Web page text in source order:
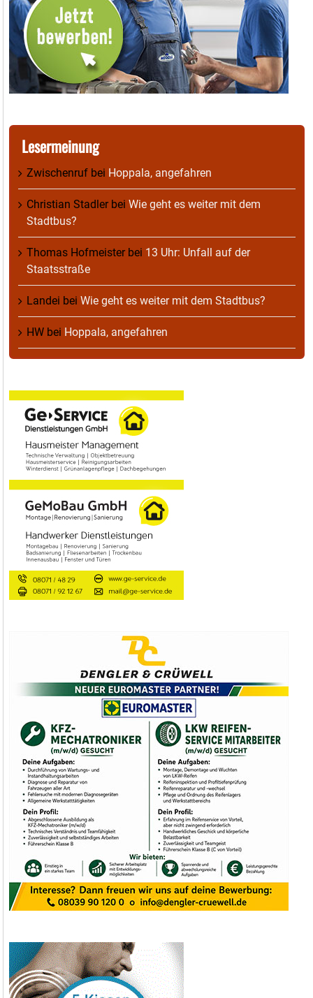
Lesermeinung
Zwischenruf bei Hoppala, angefahren
Christian Stadlerbei Wie geht es weiter mit dem
Stadtbus?
Thomas Hofmeisterbei 13 Uhr: Unfall auf der
Staatsstraße
Landei bei Wie geht es weiter mit dem Stadtbus?
HW bei Hoppala, angefahren